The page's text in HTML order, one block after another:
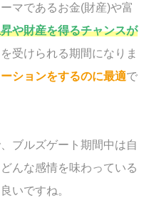
マであるお金(財産)や富
や財産を得るチャンスが
受けられる期間になりま
ションをするのに最適で
ブルズゲート期間中は自
んな感情を味わっている
いですね。